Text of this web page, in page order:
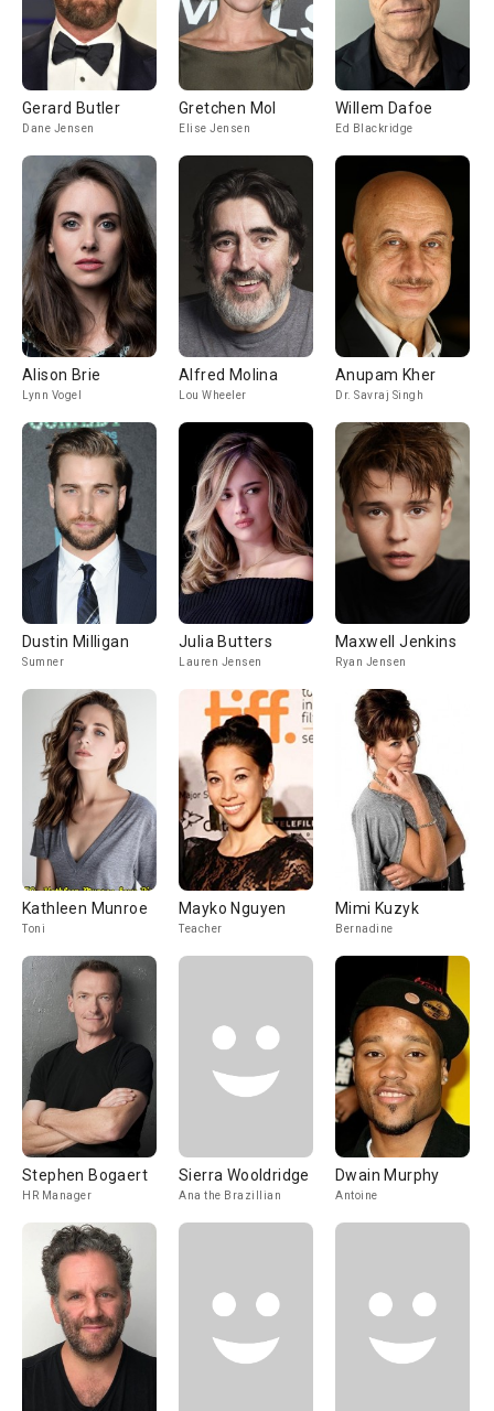
Gerard Butler
Dane Jensen
Gretchen Mol
Elise Jensen
Willem Dafoe
Ed Blackridge
Alison Brie
Lynn Vogel
Alfred Molina
Lou Wheeler
Anupam Kher
Dr. Savraj Singh
Dustin Milligan
Sumner
Julia Butters
Lauren Jensen
Maxwell Jenkins
Ryan Jensen
Kathleen Munroe
Toni
Mayko Nguyen
Teacher
Mimi Kuzyk
Bernadine
Stephen Bogaert
HR Manager
Sierra Wooldridge
Ana the Brazillian
Dwain Murphy
Antoine